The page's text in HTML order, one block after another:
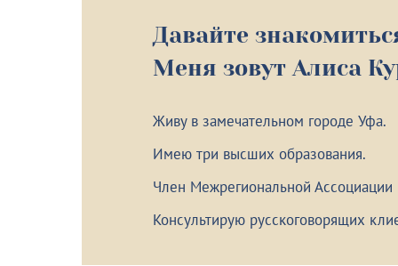
Давайте
Меня зовут Алиса
Живу в замечательном городе Уфа.
Имею три высших образования.
Член Межрегиональной
Консультирую русскоговорящих